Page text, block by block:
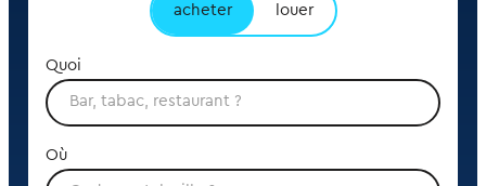
acheter louer
Quoi
Où